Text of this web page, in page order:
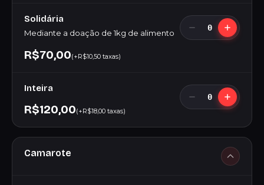
Solidária
Mediante a doação de 1kg de alimento
R$70,00(+R$10,50 taxas)
0
Inteira
R$120,00(+R$18,00 taxas)
0
Camarote